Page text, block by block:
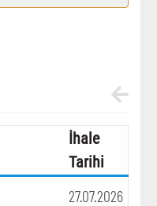
İhale
Tarihi
27.07.2026